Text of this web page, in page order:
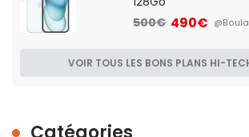
500€ 490€
VOIR TOUS LES BONS PLANS HI-